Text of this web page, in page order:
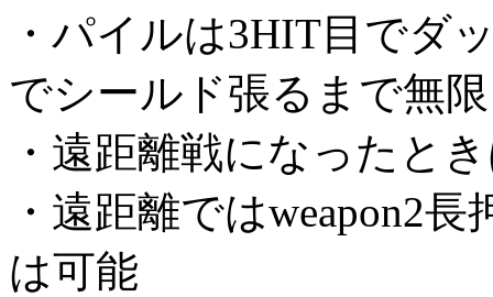
・パイルは3HIT目でダ
でシールド張るまで無
・遠距離戦になったと
・遠距離ではweapon2
は可能